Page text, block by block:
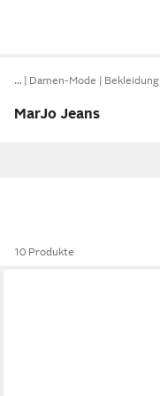
… Damen-Mode Bekleidung
MarJo Jeans
10 Produkte